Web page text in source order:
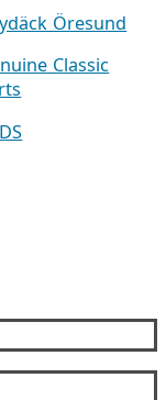
Öresund
Classic